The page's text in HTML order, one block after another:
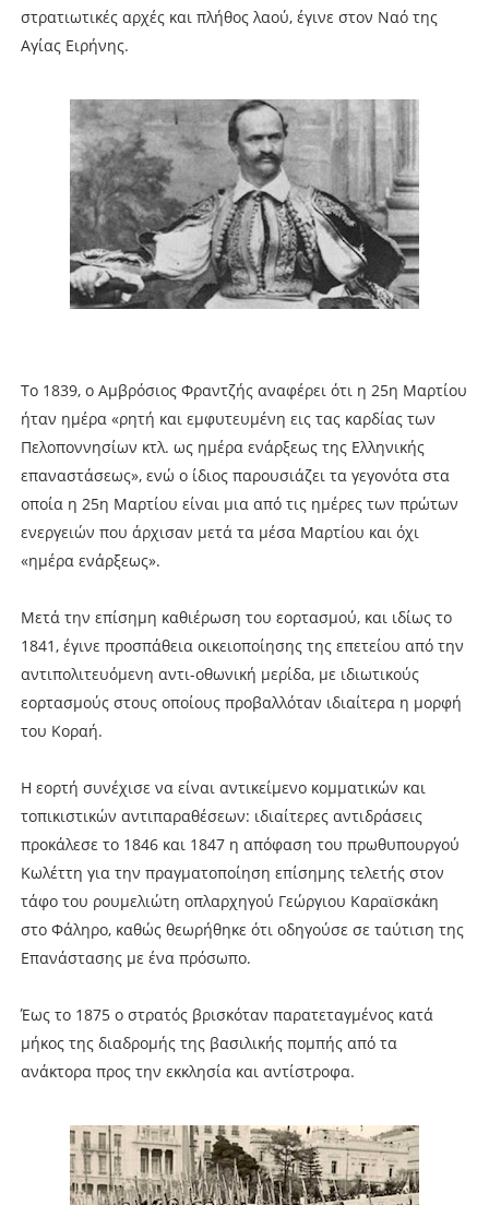
στρατιωτικές αρχές και πλήθος λαού, έγινε στον Ναό της
Αγίας Ειρήνης.
Το 1839, ο Αμβρόσιος Φραντζής αναφέρει ότι η 25η Μαρτίου
ήταν ημέρα «ρητή και εμφυτευμένη εις τας καρδίας των
Πελοποννησίων κτλ. ως ημέρα ενάρξεως της Ελληνικής
επαναστάσεως», ενώ ο ίδιος παρουσιάζει τα γεγονότα στα
οποία η 25η Μαρτίου είναι μια από τις ημέρες των πρώτων
ενεργειών που άρχισαν μετά τα μέσα Μαρτίου και όχι
«ημέρα ενάρξεως».
Μετά την επίσημη καθιέρωση του εορτασμού, και ιδίως το
1841, έγινε προσπάθεια οικειοποίησης της επετείου από την
αντιπολιτευόμενη αντι-οθωνική μερίδα, με ιδιωτικούς
εορτασμούς στους οποίους προβαλλόταν ιδιαίτερα η μορφή
του Κοραή.
Η εορτή συνέχισε να είναι αντικείμενο κομματικών και
τοπικιστικών αντιπαραθέσεων: ιδιαίτερες αντιδράσεις
προκάλεσε το 1846 και 1847 η απόφαση του πρωθυπουργού
Κωλέττη για την πραγματοποίηση επίσημης τελετής στον
τάφο του ρουμελιώτη οπλαρχηγού Γεώργιου Καραϊσκάκη
στο Φάληρο, καθώς θεωρήθηκε ότι οδηγούσε σε ταύτιση της
Επανάστασης με ένα πρόσωπο.
Έως το 1875 ο στρατός βρισκόταν παρατεταγμένος κατά
μήκος της διαδρομής της βασιλικής πομπής από τα
ανάκτορα προς την εκκλησία και αντίστροφα.